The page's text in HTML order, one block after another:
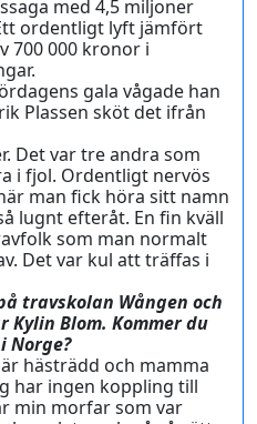
med 4,5 miljoner
ordentligt lyft jämfört
700 000 kronor i
gala vågade han
Plassen sköt det ifrån
Det var tre andra som
i fjol. Ordentligt nervös
man fick höra sitt namn
lugnt efteråt. En fin kväll
som man normalt
Det var kul att träffas i
travskolan Wången och
Blom. Kommer du
Norge?
hästrädd och mamma
har ingen koppling till
min morfar som var